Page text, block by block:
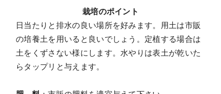
栽培のポイント
日当たりと排水の良い場所を好みます。用土は市販
の培養土を用いると良いでしょう。定植する場合は
土をくずさない様にします。水やりは表土が乾いた
らタップリと与えます。